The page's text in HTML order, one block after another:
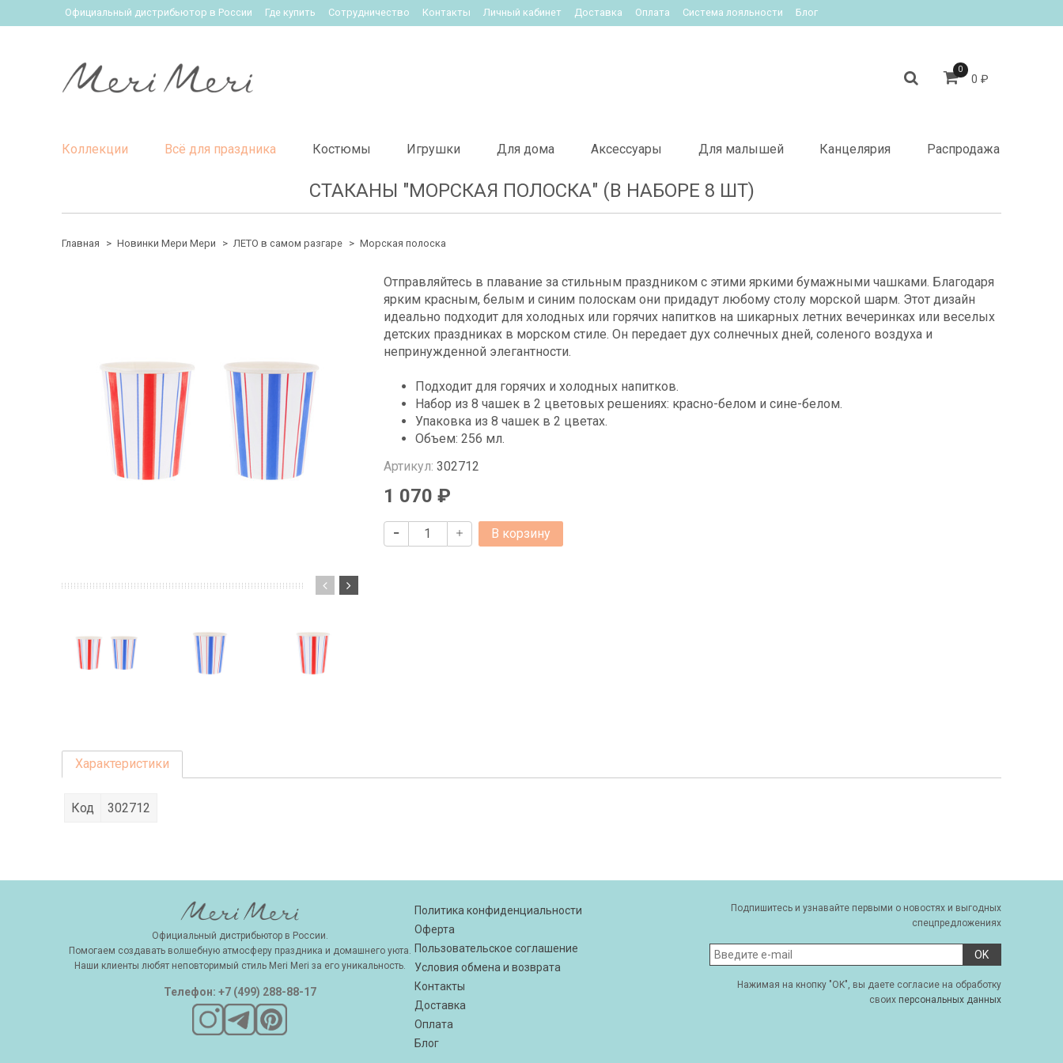
Официальный дистрибьютор в России Где купить Сотрудничество Контакты Личный кабинет Доставка Оплата Система лояльности Блог
0
0 ₽
Коллекции Всё для праздника Костюмы Игрушки Для дома Аксессуары Для малышей Канцелярия Распродажа
СТАКАНЫ "МОРСКАЯ ПОЛОСКА" (В НАБОРЕ 8 ШТ)
Главная Новинки Мери Мери ЛЕТО в самом разгаре Морская полоска
Отправляйтесь в плавание за стильным праздником с этими яркими бумажными чашками. Благодаря
ярким красным, белым и синим полоскам они придадут любому столу морской шарм. Этот дизайн
идеально подходит для холодных или горячих напитков на шикарных летних вечеринках или веселых
детских праздниках в морском стиле. Он передает дух солнечных дней, соленого воздуха и
непринужденной элегантности.
Подходит для горячих и холодных напитков.
Набор из 8 чашек в 2 цветовых решениях: красно-белом и сине-белом.
Упаковка из 8 чашек в 2 цветах.
Объем: 256 мл.
Артикул: 302712
1 070 ₽
В корзину
Характеристики
Код 302712
Официальный дистрибьютор в России.
Помогаем создавать волшебную атмосферу праздника и домашнего уюта.
Наши клиенты любят неповторимый стиль Meri Meri за его уникальность.
Телефон: +7 (499) 288-88-17
Политика конфиденциальности
Оферта
Пользовательское соглашение
Условия обмена и возврата
Контакты
Доставка
Оплата
Блог
Подпишитесь и узнавайте первыми о новостях и выгодных
спецпредложениях
OK
Нажимая на кнопку "OK", вы даете согласие на обработку
своих персональных данных